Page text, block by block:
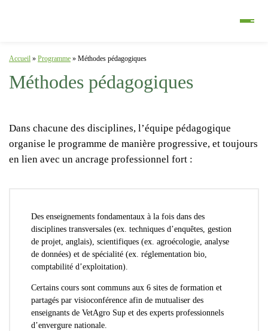
Accueil » Programme » Méthodes pédagogiques
Méthodes pédagogiques
Dans chacune des disciplines, l’équipe pédagogique
organise le programme de manière progressive, et toujours
en lien avec un ancrage professionnel fort :
Des enseignements fondamentaux à la fois dans des
disciplines transversales (ex. techniques d’enquêtes, gestion
de projet, anglais), scientifiques (ex. agroécologie, analyse
de données) et de spécialité (ex. réglementation bio,
comptabilité d’exploitation).
Certains cours sont communs aux 6 sites de formation et
partagés par visioconférence afin de mutualiser des
enseignants de VetAgro Sup et des experts professionnels
d’envergure nationale.